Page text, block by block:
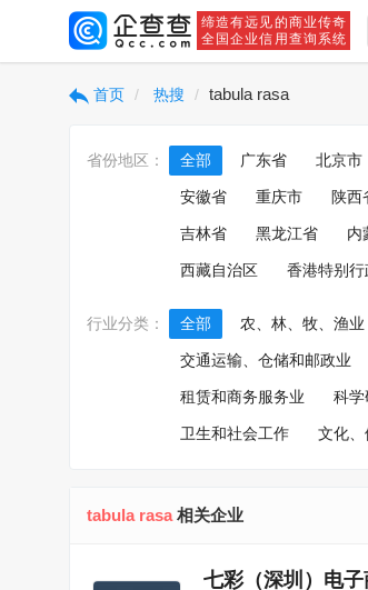
缔造有远见的商业传奇
全国企业信用查询系统
首页 热搜 tabula rasa
省份地区： 全部 广东省 北京市
安徽省 重庆市 陕西
吉林省 黑龙江省 内
西藏自治区 香港特别行
行业分类： 全部 农、林、牧、渔业
交通运输、仓储和邮政业
租赁和商务服务业 科学
卫生和社会工作 文化、
tabula rasa 相关企业
七彩（深圳）电子